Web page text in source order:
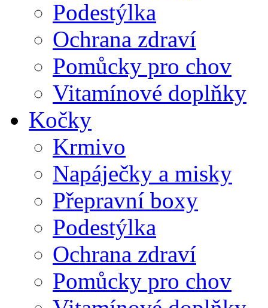
Podestýlka
Ochrana zdraví
Pomůcky pro chov
Vitamínové doplňky
Kočky
Krmivo
Napáječky a misky
Přepravní boxy
Podestýlka
Ochrana zdraví
Pomůcky pro chov